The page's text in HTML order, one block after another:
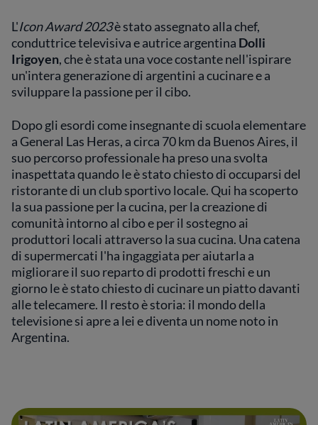
L'Icon Award 2023è stato assegnato alla chef,
conduttrice televisiva e autrice argentina Dolli
Irigoyen, che è stata una voce costante nell'ispirare
un'intera generazione di argentini a cucinare e a
sviluppare la passione per il cibo.
Dopo gli esordi come insegnante di scuola elementare
a General Las Heras, a circa 70 km da Buenos Aires, il
suo percorso professionale ha preso una svolta
inaspettata quando le è stato chiesto di occuparsi del
ristorante di un club sportivo locale. Qui ha scoperto
la sua passione per la cucina, per la creazione di
comunità intorno al cibo e per il sostegno ai
produttori locali attraverso la sua cucina. Una catena
di supermercati l'ha ingaggiata per aiutarla a
migliorare il suo reparto di prodotti freschi e un
giorno le è stato chiesto di cucinare un piatto davanti
alle telecamere. Il resto è storia: il mondo della
televisione si apre a lei e diventa un nome noto in
Argentina.